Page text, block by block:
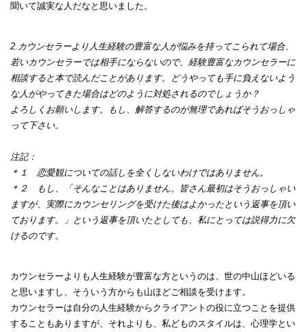
聞いて誠実な人だなと思いました。
2.カウンセラーより人生経験の豊富な人が悩みを持ってこられて場合、
若いカウンセラーでは相手にならないので、経験豊富なカウンセラーに
相談すると本で読んだことがあります。どうやっても手に負えないよう
な人がやってきた場合はどのように対処されるのでしょうか？
よろしくお願いします。もし、解答するのが無理であればそうおっしゃ
って下さい。
注記：
＊１ 恋愛観についての話しを全くしないわけではありません。
＊２ もし、「そんなことはありません。皆さん最初はそうおっしゃい
ますが、実際にカウンセリングを受けた後はよかったという返事を頂い
ております。」という返事を頂いたとしても、私にとっては説得力に欠
けるのです。
カウンセラーよりも人生経験が豊富な方というのは、世の中山ほどいる
と思いますし、そういう方からも山ほどご相談を受けます。
カウンセラーは自分の人生経験からクライアントの役に立つことを提供
することもありますが、それよりも、私どものスタイルは、心理学とい